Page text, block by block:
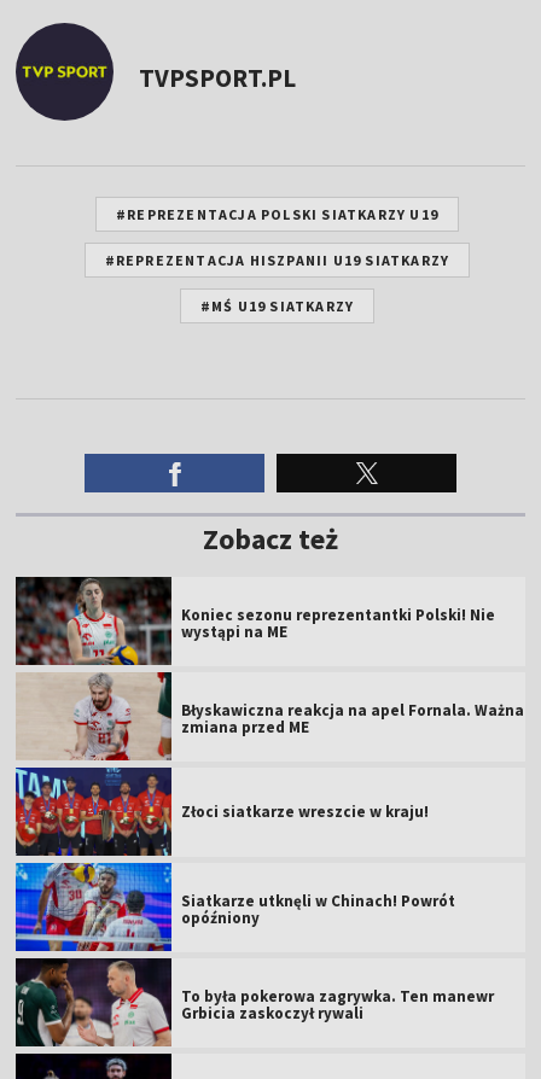
TVPSPORT.PL
#REPREZENTACJA POLSKI SIATKARZY U19
#REPREZENTACJA HISZPANII U19 SIATKARZY
#MŚ U19 SIATKARZY
Zobacz też
Koniec sezonu reprezentantki Polski! Nie
wystąpi na ME
Błyskawiczna reakcja na apel Fornala. Ważna
zmiana przed ME
Złoci siatkarze wreszcie w kraju!
Siatkarze utknęli w Chinach! Powrót
opóźniony
To była pokerowa zagrywka. Ten manewr
Grbicia zaskoczył rywali